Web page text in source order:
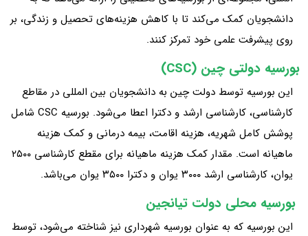
دانشجویان کمک می‌کند تا با کاهش هزینه‌های تحصیل و زندگی، بر
روی پیشرفت علمی خود تمرکز کنند.
بورسیه دولتی چین (CSC)
این بورسیه توسط دولت چین به دانشجویان بین‌ المللی در مقاطع
کارشناسی، کارشناسی ارشد و دکترا اعطا می‌شود. بورسیه CSC شامل
پوشش کامل شهریه، هزینه اقامت، بیمه درمانی و کمک‌ هزینه
ماهیانه است. مقدار کمک‌ هزینه ماهیانه برای مقطع کارشناسی ۲۵۰۰
یوان، کارشناسی ارشد ۳۰۰۰ یوان و دکترا ۳۵۰۰ یوان می‌باشد.
بورسیه محلی دولت تیانجین
این بورسیه که به عنوان بورسیه شهرداری نیز شناخته می‌شود، توسط